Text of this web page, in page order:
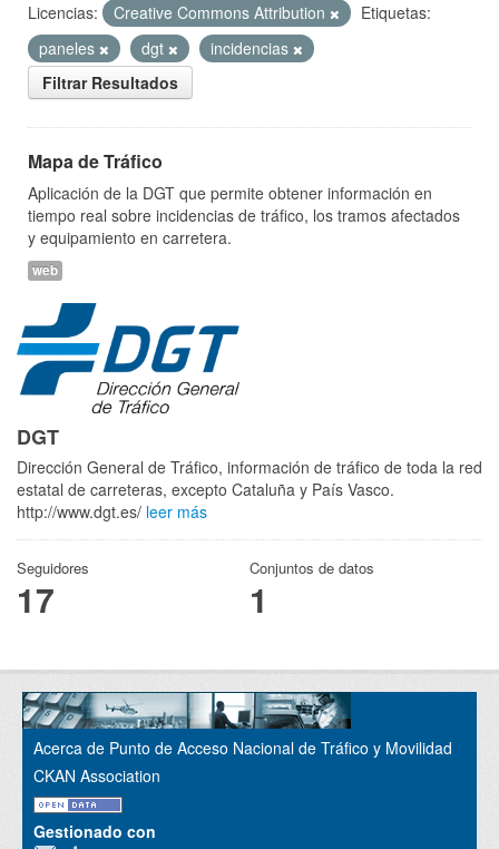
Licencias: Creative Commons Attribution
Etiquetas:
paneles
dgt
incidencias
Filtrar Resultados
Mapa de Tráfico
Aplicación de la DGT que permite obtener información en
tiempo real sobre incidencias de tráfico, los tramos afectados
y equipamiento en carretera.
web
DGT
Dirección General de Tráfico, información de tráfico de toda la red
estatal de carreteras, excepto Cataluña y País Vasco.
http://www.dgt.es/ leer más
Seguidores
17
Conjuntos de datos
1
Acerca de Punto de Acceso Nacional de Tráfico y Movilidad
CKAN Association
Gestionado con